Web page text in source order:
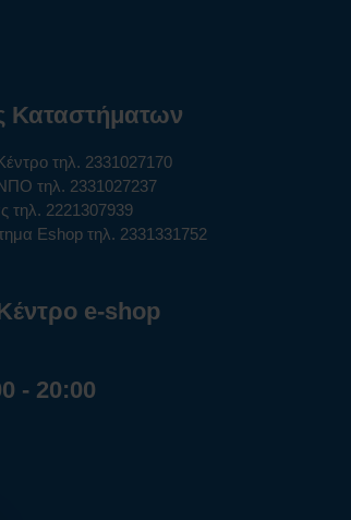
Καταστήματων
τηλ. 2331027170
τηλ. 2331027237
τηλ. 2221307939
Eshop τηλ. 2331331752
e-shop
- 20:00